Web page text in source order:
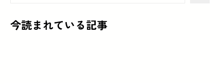
今読まれている記事